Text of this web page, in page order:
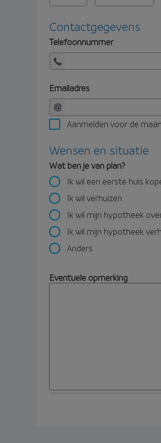
Contactgegevens
Telefoonnummer
Emailadres
Aanmelden voor de
Wensen en situatie
Wat ben je van plan?
Ik wil een eerste huis
Ik wil verhuizen
Ik wil mijn hypotheek
Ik wil mijn hypotheek
Anders
Eventuele opmerking